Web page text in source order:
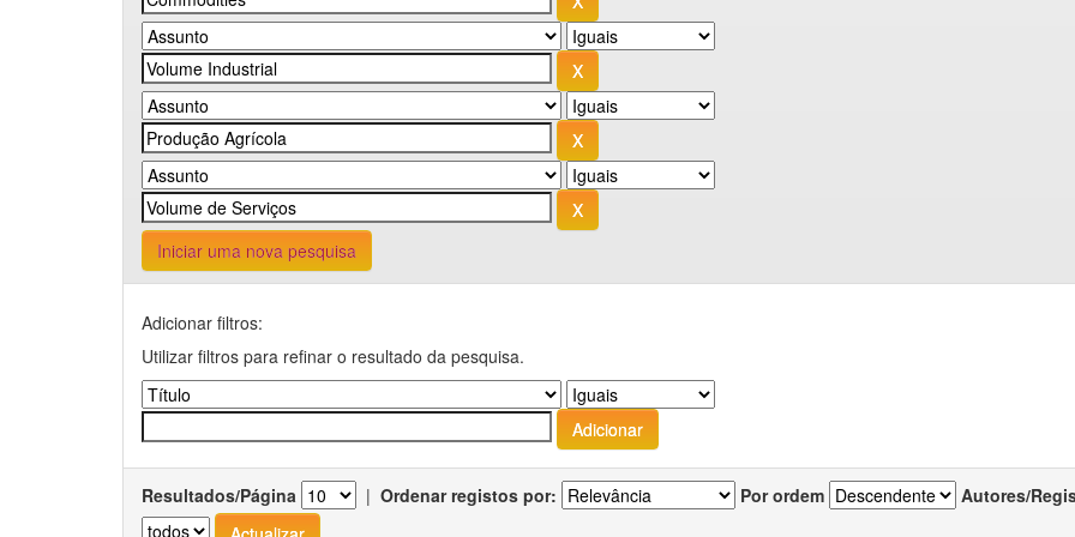
Iniciar uma nova pesquisa
Adicionar filtros:
Utilizar filtros para refinar o resultado da pesquisa.
Resultados/Página | Ordenar registos por: Por ordem Autores/